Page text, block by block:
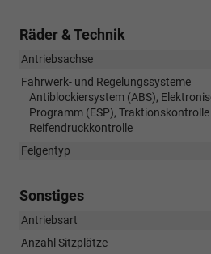
Räder & Technik
Antriebsachse
Fahrwerk- und Regelungssysteme
Antiblockiersystem (ABS),
Programm (ESP), Traktionskontrolle
Reifendruckkontrolle
Felgentyp
Sonstiges
Antriebsart
Anzahl Sitzplätze